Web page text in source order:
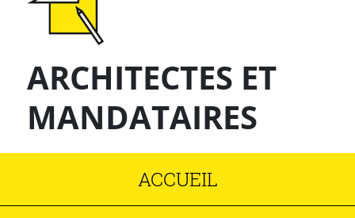
ARCHITECTES ET
MANDATAIRES
ACCUEIL